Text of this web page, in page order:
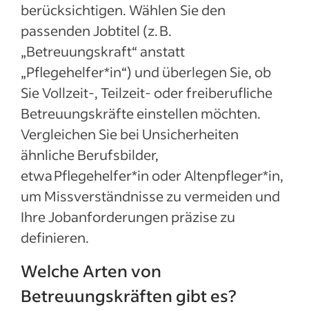
berücksichtigen. Wählen Sie den
passenden Jobtitel (z. B.
„Betreuungskraft“ anstatt
„Pflegehelfer*in“) und überlegen Sie, ob
Sie Vollzeit-, Teilzeit- oder freiberufliche
Betreuungskräfte einstellen möchten.
Vergleichen Sie bei Unsicherheiten
ähnliche Berufsbilder,
etwa Pflegehelfer*in oder Altenpfleger*in,
um Missverständnisse zu vermeiden und
Ihre Jobanforderungen präzise zu
definieren.
Welche Arten von
Betreuungskräften gibt es?